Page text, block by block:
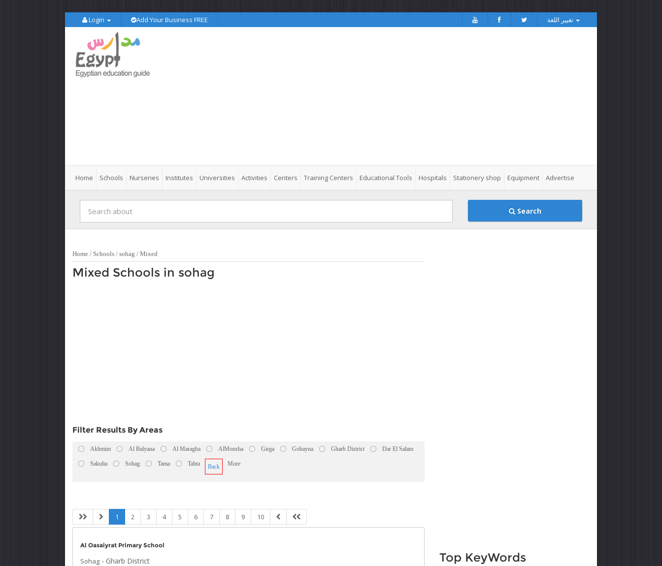
Login Add Your Business FREE
Home Schools Nurseries Institutes Universities Activities Centers Training Centers Educational Tools Hospitals Stationery shop Equipment Advertise
Search
Home / Schools / sohag / Mixed
Mixed Schools in sohag
Filter Results By Areas
Akhmim Al Balyana Al Maragha AlMonsha Girga Gohayna Gharb District Dar El Salam
Sakulta Sohag Tama Tahta Back More
1 2 3 4 5 6 7 8 9 10
Al Oasaiyrat Primary School
Sohag - Gharb District Top KeyWords